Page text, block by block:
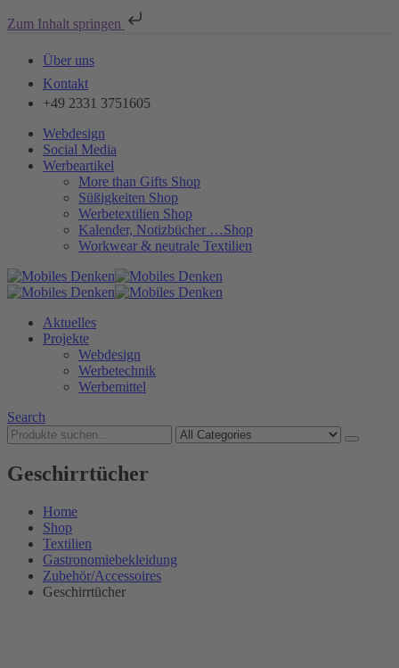
Zum Inhalt springen
Über uns
Kontakt
+49 2331 3751605
Webdesign
Social Media
Werbeartikel
More than Gifts Shop
Süßigkeiten Shop
Werbetextilien Shop
Kalender, Notizbücher …Shop
Workwear & neutrale Textilien
Aktuelles
Projekte
Webdesign
Werbetechnik
Werbemittel
Search
Geschirrtücher
Home
Shop
Textilien
Gastronomiebekleidung
Zubehör/Accessoires
Geschirrtücher